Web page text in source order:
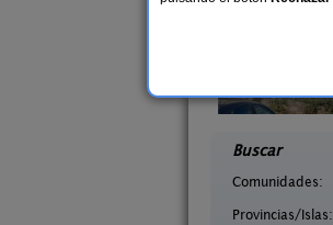
40 €
Buscar
Comunidades:
Provincias/Islas: